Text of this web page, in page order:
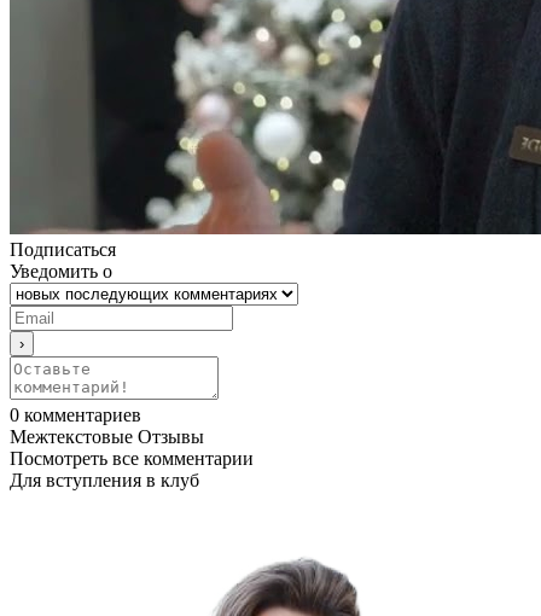
Подписаться
Уведомить о
0 комментариев
Межтекстовые Отзывы
Посмотреть все комментарии
Для вступления в клуб